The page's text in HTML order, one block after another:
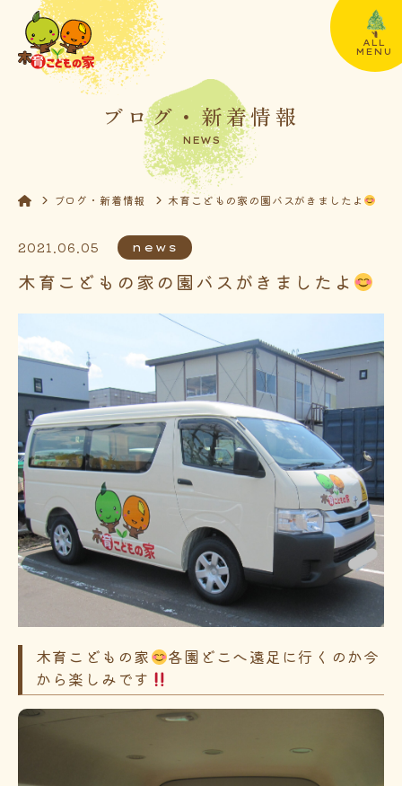
ALL
MENU
ブログ・新着情報
NEWS
ブログ・新着情報 木育こどもの家の園バスがきましたよ
2021.06.05 news
木育こどもの家の園バスがきましたよ
木育こどもの家
各園どこへ遠足に行くのか今
から楽しみです